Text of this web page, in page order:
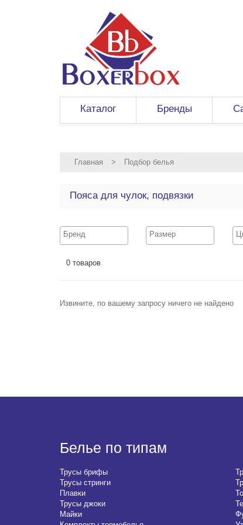
Каталог Бренды
Главная > Подбор белья
Пояса для чулок, подвязки
0 товаров
Извините, по вашему запросу ничего не найдено
Белье по типам
Трусы брифы
Трусы стринги
Плавки
Трусы джоки
Майки